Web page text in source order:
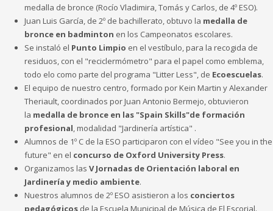
medalla de bronce (Rocío Vladimira, Tomás y Carlos, de 4º ESO).
Juan Luis García, de 2º de bachillerato, obtuvo la medalla de
bronce en badminton en los Campeonatos escolares.
Se instaló el Punto Limpio en el vestíbulo, para la recogida de
residuos, con el "reciclermómetro" para el papel como emblema,
todo elo como parte del programa "Litter Less", de Ecoescuelas.
El equipo de nuestro centro, formado por Kein Martin y Alexander
Theriault, coordinados por Juan Antonio Bermejo, obtuvieron
la medalla de bronce en las "Spain Skills"de formación
profesional , modalidad "Jardinería artística" .
Alumnos de 1º C de la ESO participaron con el vídeo "See you in the
future" en el concurso de Oxford University Press.
Organizamos las V Jornadas de Orientación laboral en
Jardinería y medio ambiente.
Nuestros alumnos de 2º ESO asistieron a los conciertos
pedagógicos de la Escuela Municipal de Música de El Escorial.